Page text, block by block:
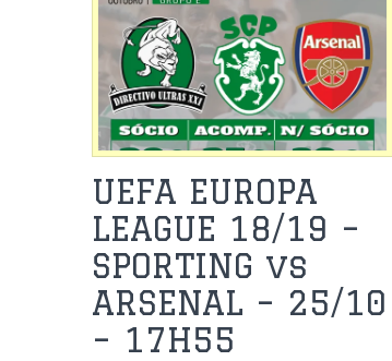
UEFA EUROPA
LEAGUE 18/19 –
SPORTING vs
ARSENAL – 25/10
– 17H55